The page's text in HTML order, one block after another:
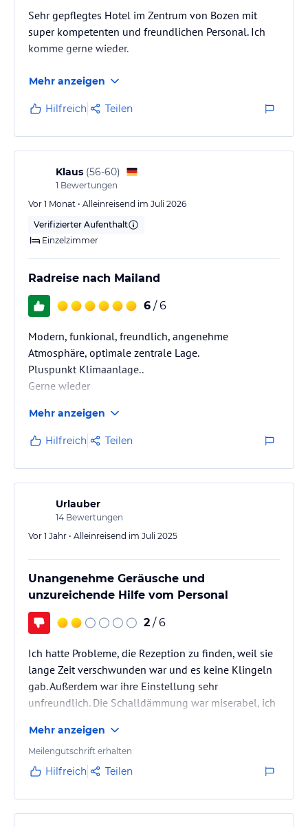
Sehr gepflegtes Hotel im Zentrum von Bozen mit
super kompetenten und freundlichen Personal. Ich
komme gerne wieder.
Mehr anzeigen
Hilfreich Teilen
Klaus (56-60)
1 Bewertungen
Vor 1 Monat • Alleinreisend im Juli 2026
Verifizierter Aufenthalt
Einzelzimmer
Radreise nach Mailand
6 / 6
Modern, funkional, freundlich, angenehme
Atmosphäre, optimale zentrale Lage.
Pluspunkt Klimaanlage..
Gerne wieder
Mehr anzeigen
Hilfreich Teilen
Urlauber
14 Bewertungen
Vor 1 Jahr • Alleinreisend im Juli 2025
Unangenehme Geräusche und
unzureichende Hilfe vom Personal
2 / 6
Ich hatte Probleme, die Rezeption zu finden, weil sie
lange Zeit verschwunden war und es keine Klingeln
gab. Außerdem war ihre Einstellung sehr
unfreundlich. Die Schalldämmung war miserabel, ich
unheimliches Geräusch im Zimmer. Ich habe keine
Ahnung, was in dem Zimmer passiert ist.
Mehr anzeigen
Meilengutschrift erhalten
Hilfreich Teilen